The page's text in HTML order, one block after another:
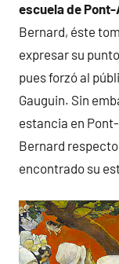
escuela de Pont-
Bernard, éste
expresar su
pues forzó al
Gauguin. Sin
estancia en
Bernard respecto
encontrado su